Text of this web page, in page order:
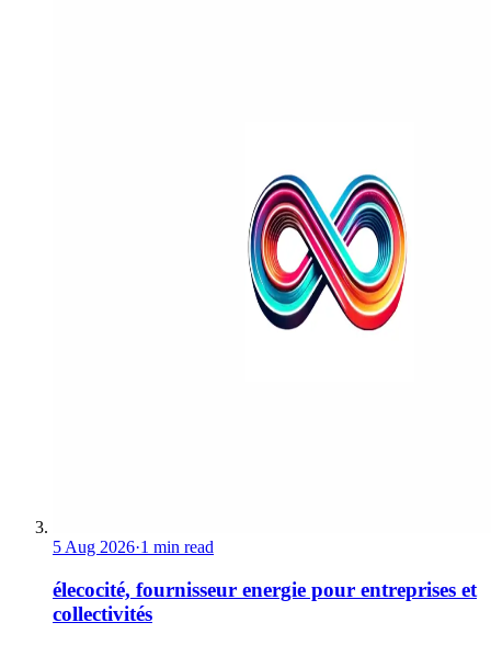
5 Aug 2026·1 min read
élecocité, fournisseur energie pour entreprises et
collectivités